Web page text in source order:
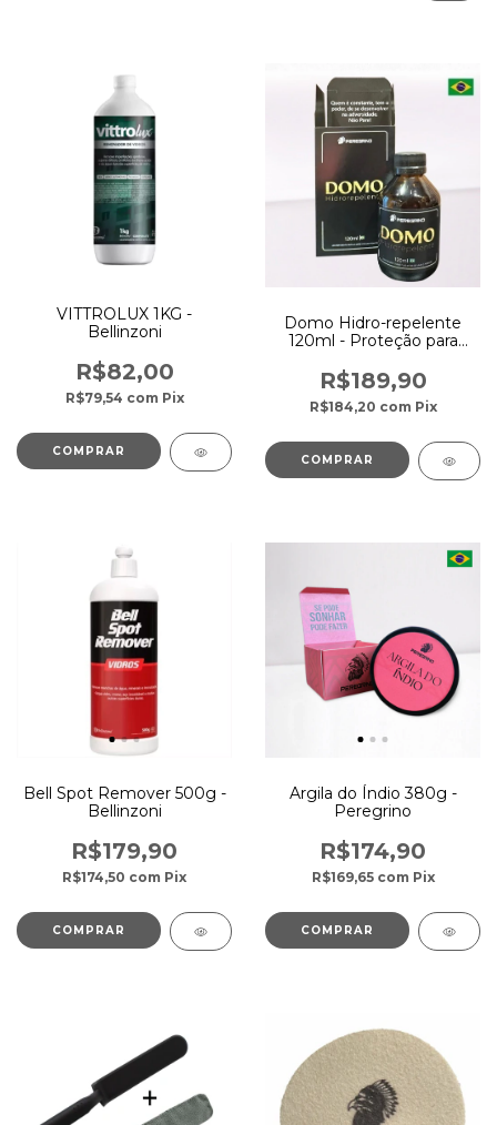
VITTROLUX 1KG -
Bellinzoni
R$82,00
R$79,54 com Pix
Domo Hidro-repelente
120ml - Proteção para
R$189,90
R$184,20 com Pix
Bell Spot Remover 500g -
Bellinzoni
R$179,90
R$174,50 com Pix
Argila do Índio 380g -
Peregrino
R$174,90
R$169,65 com Pix